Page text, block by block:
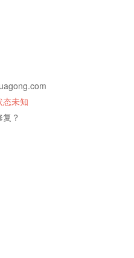
态未知
？